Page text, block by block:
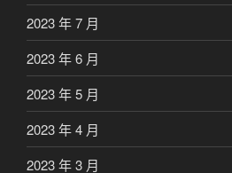
2023 年 7 月
2023 年 6 月
2023 年 5 月
2023 年 4 月
2023 年 3 月